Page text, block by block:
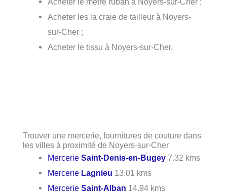
Acheter les la craie de tailleur à Noyers-
sur-Cher ;
Acheter le tissu à Noyers-sur-Cher.
Trouver une mercerie, fournitures de couture dans
les villes à proximité de Noyers-sur-Cher
MercerieSaint-Denis-en-Bugey 7.32 kms
Mercerie Lagnieu 13.01 kms
MercerieSaint-Alban 14.94 kms